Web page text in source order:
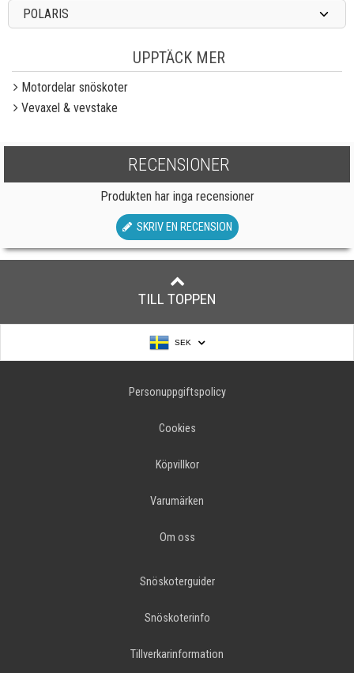
POLARIS
UPPTÄCK MER
Motordelar snöskoter
Vevaxel & vevstake
RECENSIONER
Produkten har inga recensioner
SKRIV EN RECENSION
TILL TOPPEN
SEK
Personuppgiftspolicy
Cookies
Köpvillkor
Varumärken
Om oss
Snöskoterguider
Snöskoterinfo
Tillverkarinformation